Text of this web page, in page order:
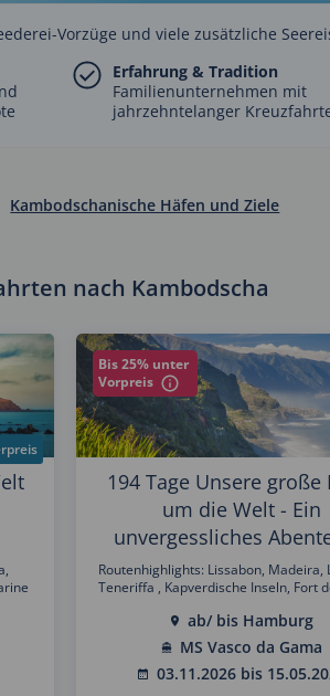
Vorzüge und viele zusätzliche
Erfahrung & Tradition
Familienunternehmen mit
jahrzehntelanger
Kambodschanische Häfen und Ziele
nach Kambodscha
Bis 25% unter
Vorpreis
194 Tage Unsere große
um die Welt - Ein
unvergessliches
Routenhighlights: Lissabon, Madeira,
Teneriffa , Kapverdische Inseln, Fort
of Spain, Curacao, Oranjestad, Lima,
Antonio/ Valparaíso, Osterinsel,
Moorea, Tahiti, Bora Bora, Samoa,
Manila, Hongkong, Seoul, Kanazawa,
ab/ bis Hamburg
MS Vasco da Gama
03.11.2026 bis